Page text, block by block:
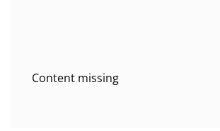
Content missing